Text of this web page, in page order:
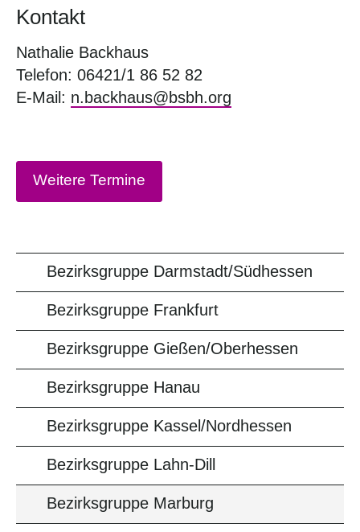
Kontakt
Nathalie Backhaus
Telefon: 06421/1 86 52 82
E-Mail: n.backhaus@bsbh.org
Weitere Termine
Bezirksgruppe Darmstadt/Südhessen
Bezirksgruppe Frankfurt
Bezirksgruppe Gießen/Oberhessen
Bezirksgruppe Hanau
Bezirksgruppe Kassel/Nordhessen
Bezirksgruppe Lahn-Dill
Bezirksgruppe Marburg